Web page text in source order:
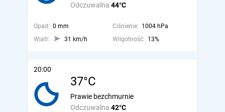
Odczuwalna 44°C
Opad: 0 mm Ciśnienie: 1004 hPa
Wiatr:
31 km/h Wilgotność: 13%
20:00
37°C
Odczuwalna 42°C
Prawie bezchmurnie